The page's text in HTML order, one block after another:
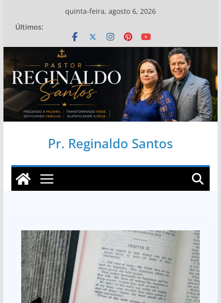
conteúdo
quinta-feira, agosto 6, 2026
Últimos:
Pr. Reginaldo Santos